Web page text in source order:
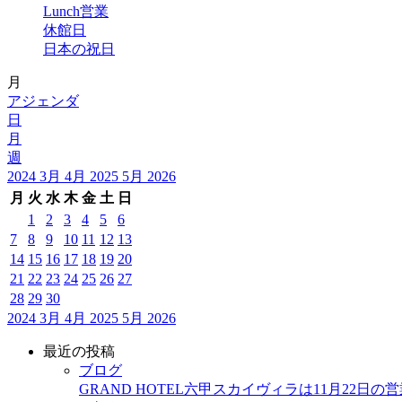
Lunch営業
休館日
日本の祝日
月
アジェンダ
日
月
週
2024 3月 4月 2025 5月 2026
月 火 水 木 金 土 日
1
2 3 4 5
6
7
8 9 10 11 12 13
14 15 16 17 18 19 20
21 22 23 24 25 26 27
28 29 30
2024 3月 4月 2025 5月 2026
最近の投稿
ブログ
GRAND HOTEL六甲スカイヴィラは11月22日の